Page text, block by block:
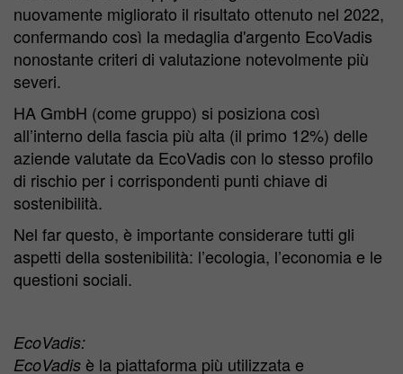
nuovamente migliorato il risultato ottenuto nel 2022,
confermando così la medaglia d'argento EcoVadis
nonostante criteri di valutazione notevolmente più
severi.
HA GmbH (come gruppo) si posiziona così
all’interno della fascia più alta (il primo 12%) delle
aziende valutate da EcoVadis con lo stesso profilo
di rischio per i corrispondenti punti chiave di
sostenibilità.
Nel far questo, è importante considerare tutti gli
aspetti della sostenibilità: l’ecologia, l’economia e le
questioni sociali.
EcoVadis:
EcoVadis è la piattaforma più utilizzata e